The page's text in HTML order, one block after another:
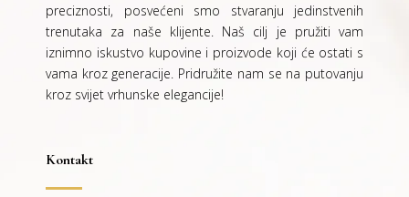
preciznosti, posvećeni smo stvaranju jedinstvenih
trenutaka za naše klijente. Naš cilj je pružiti vam
iznimno iskustvo kupovine i proizvode koji će ostati s
vama kroz generacije. Pridružite nam se na putovanju
kroz svijet vrhunske elegancije!
Kontakt